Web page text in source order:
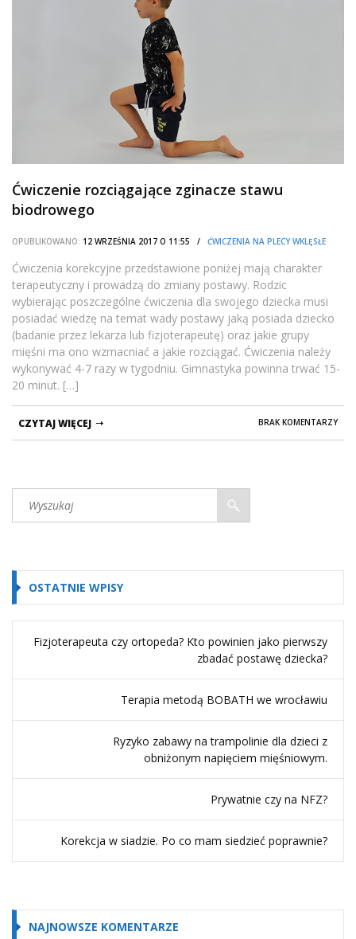
Ćwiczenie rozciągające zginacze stawu
biodrowego
OPUBLIKOWANO: 12 WRZEŚNIA 2017 O 11:55 / ĆWICZENIA NA PLECY WKLĘSŁE
Ćwiczenia korekcyjne przedstawione poniżej mają charakter
terapeutyczny i prowadzą do zmiany postawy. Rodzic
wybierając poszczególne ćwiczenia dla swojego dziecka musi
posiadać wiedzę na temat wady postawy jaką posiada dziecko
(badanie przez lekarza lub fizjoterapeutę) oraz jakie grupy
mięśni ma ono wzmacniać a jakie rozciągać. Ćwiczenia należy
wykonywać 4-7 razy w tygodniu. Gimnastyka powinna trwać 15-
20 minut. […]
BRAK KOMENTARZY
CZYTAJ WIĘCEJ
OSTATNIE WPISY
Fizjoterapeuta czy ortopeda? Kto powinien jako pierwszy
zbadać postawę dziecka?
Terapia metodą BOBATH we wrocławiu
Ryzyko zabawy na trampolinie dla dzieci z
obniżonym napięciem mięśniowym.
Prywatnie czy na NFZ?
Korekcja w siadzie. Po co mam siedzieć poprawnie?
NAJNOWSZE KOMENTARZE